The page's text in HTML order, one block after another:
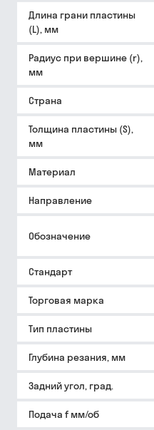
Длина грани пластины
(L), мм
Радиус при вершине (r),
мм
Страна
Толщина пластины (S),
мм
Материал
Направление
Обозначение
Стандарт
Торговая марка
Тип пластины
Глубина резания, мм
Задний угол, град.
Подача f мм/об